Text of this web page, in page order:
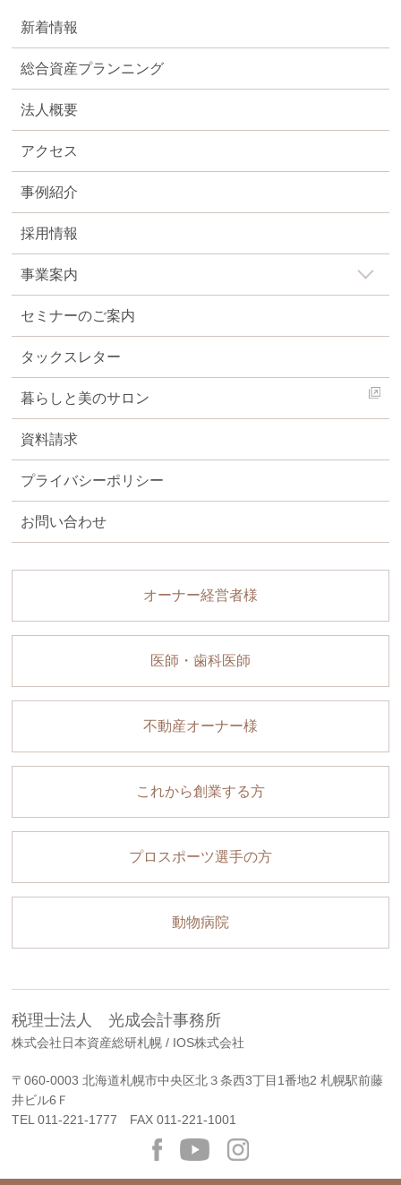
新着情報
総合資産プランニング
法人概要
アクセス
事例紹介
採用情報
事業案内
セミナーのご案内
タックスレター
暮らしと美のサロン
資料請求
プライバシーポリシー
お問い合わせ
オーナー経営者様
医師・歯科医師
不動産オーナー様
これから創業する方
プロスポーツ選手の方
動物病院
税理士法人 光成会計事務所
株式会社日本資産総研札幌 / IOS株式会社
〒060-0003 北海道札幌市中央区北３条西3丁目1番地2 札幌駅前藤
井ビル6Ｆ
TEL011-221-1777 FAX 011-221-1001